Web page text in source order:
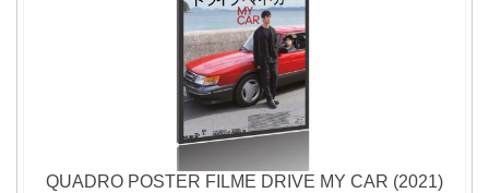
QUADRO POSTER FILME DRIVE MY CAR (2021)